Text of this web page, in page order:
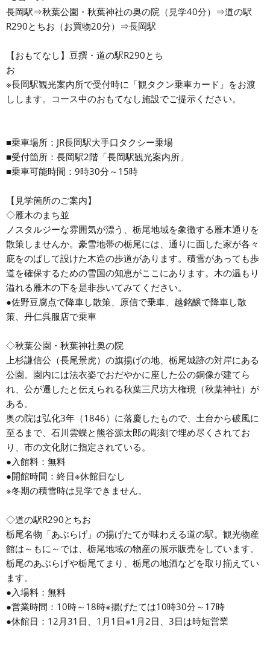
長岡駅⇒秋葉公園・秋葉神社の奥の院（見学40分）⇒道の駅
R290とちお（お買物20分）⇒長岡駅
【おもてなし】豆撰・道の駅R290とち
お
※長岡駅観光案内所で受付時に「観タクン乗車カード」をお渡
しします。コース中のおもてなし施設でご提示ください。
■乗車場所：JR長岡駅大手口タクシー乗場
■受付箇所：長岡駅2階「長岡駅観光案内所」
■乗車可能時間：9時30分～15時
【見学箇所のご案内】
◇雁木のまち並
ノスタルジーな雰囲気が漂う、栃尾地域を象徴する雁木通りを
散策しませんか。豪雪地帯の栃尾には、通りに面した家が各々
庇をのばして設けた木造の歩道があります。積雪があっても歩
道を確保するための雪国の知恵がここにあります。木の温もり
溢れる雁木の下を是非歩いてみてください。
●佐野豆腐点で降車し散策、原信で乗車、越銘醸で降車し散
策、丹仁呉服店で乗車
◇秋葉公園・秋葉神社奥の院
上杉謙信公（長尾景虎）の旗揚げの地、栃尾城跡の対岸にある
公園。園内には法衣姿でおだやかに座した公の銅像が建てら
れ、公が遷したと伝えられる秋葉三尺坊大権現（秋葉神社）が
ある。
奥の院は弘化3年（1846）に落慶したもので、土台から破風に
至るまで、石川雲蝶と熊谷源太郎の彫刻で埋め尽くされてお
り、市の文化財に指定されている。
●入館料：無料
●開館時間：終日※休館日なし
※冬期の積雪時は見学できません。
◇道の駅R290とちお
栃尾名物「あぶらげ」の揚げたてが味わえる道の駅。観光物産
館は～もに～では、栃尾地域の物産の展示販売をしています。
栃尾のあぶらげや栃尾てまり、栃尾の地酒などを取り揃えてい
ます。
●入場料：無料
●営業時間：10時～18時※揚げたては10時30分～17時
●休館日：12月31日、1月1日※1月2日、3日は時短営業